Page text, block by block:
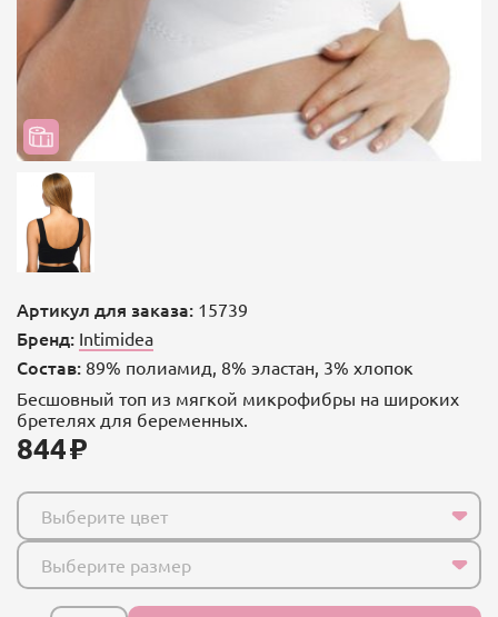
Артикул для заказа: 15739
Бренд: Intimidea
Состав: 89% полиамид, 8% эластан, 3% хлопок
Бесшовный топ из мягкой микрофибры на широких
бретелях для беременных.
844
Выберите цвет
Выберите размер